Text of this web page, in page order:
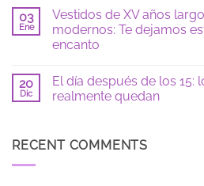
tendencias
2026
para
fotos
de
15
tímida:
guía
para
comentarios
en
Checklist
de
15
años:
todo
saber
para
03
Ene
Vestidos de XV años
modernos: Te dejamos
encanto
comentarios
en
Vestidos
largos,
sencillos
20
Dic
El día después de los 15:
realmente quedan
en
El
RECENT COMMENTS